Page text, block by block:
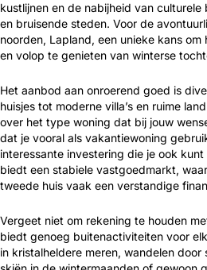
kustlijnen en de nabijheid van
en bruisende steden. Voor de
noorden, Lapland, een unieke kans
en volop te genieten van winterse
Het aanbod aan onroerend goed is
huisjes tot moderne villa’s en ruime
over het type woning dat bij jouw
dat je vooral als vakantiewoning
interessante investering die je ook
biedt een stabiele vastgoedmarkt,
tweede huis vaak een verstandige
Vergeet niet om rekening te houden
biedt genoeg buitenactiviteiten voor
in kristalheldere meren, wandelen